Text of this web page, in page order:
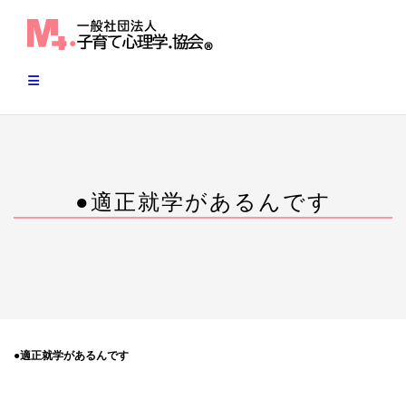
●適正就学があるんです
●適正就学があるんです